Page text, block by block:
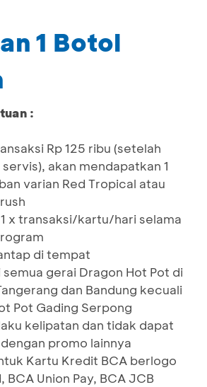
1 Botol
:
Rp 125 ribu (setelah
akan mendapatkan 1
varian Red Tropical atau
x transaksi/kartu/hari selama
di tempat
semua gerai Dragon Hot Pot di
dan Bandung kecuali
Pot Gading Serpong
kelipatan dan tidak dapat
promo lainnya
Kartu Kredit BCA berlogo
BCA Union Pay, BCA JCB